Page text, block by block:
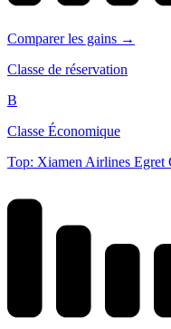
Comparer les gains →
Classe de réservation
B
Classe Économique
Top: Xiamen Airlines Egret